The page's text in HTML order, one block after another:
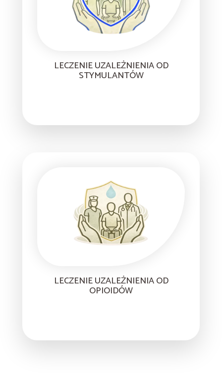
LECZENIE UZALEŻNIENIA OD
STYMULANTÓW
LECZENIE UZALEŻNIENIA OD
OPIOIDÓW